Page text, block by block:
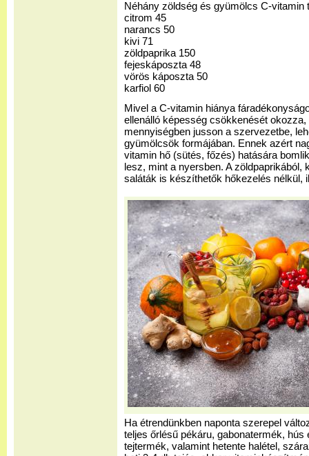
Néhány zöldség és gyümölcs C-vitamin
citrom 45
narancs 50
kivi 71
zöldpaprika 150
fejeskáposzta 48
vörös káposzta 50
karfiol 60
Mivel a C-vitamin hiánya
ellenálló képesség csökkenését
mennyiségben jusson a szervezetbe,
gyümölcsök formájában. Ennek azért
vitamin hő (sütés, főzés) hatására
lesz, mint a nyersben. A zöldpaprikából,
saláták is készíthetők hőkezelés nélkül,
Ha étrendünkben naponta szerepel
teljes őrlésű pékáru, gabonatermék,
tejtermék, valamint hetente halétel,